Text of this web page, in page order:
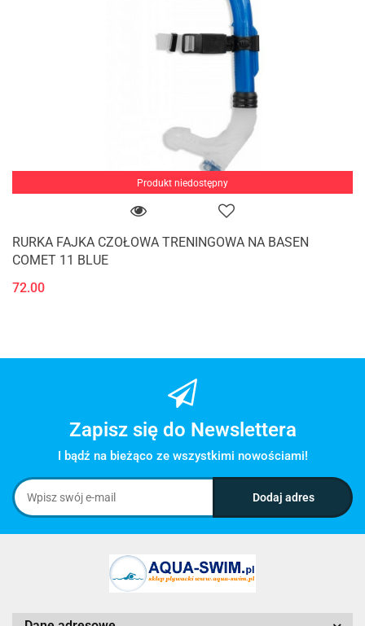
Produkt niedostępny
RURKA FAJKA CZOŁOWA TRENINGOWA NA BASEN
COMET 11 BLUE
72.00
Zapisz się do Newslettera
I bądź na bieżąco ze wszystkimi nowościami!